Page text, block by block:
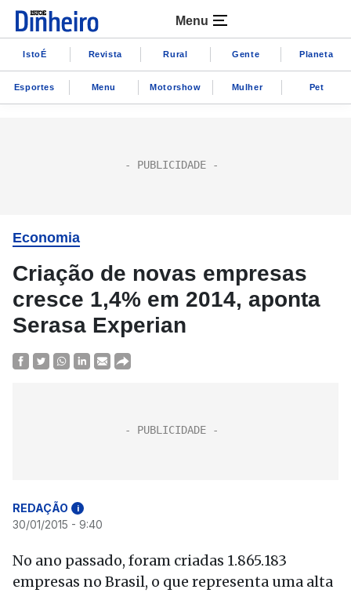
Menu
IstoÉ Revista Rural Gente Planeta
Esportes Menu Motorshow Mulher Pet
Economia
Criação de novas empresas
cresce 1,4% em 2014, aponta
Serasa Experian
REDAÇÃO i
30/01/2015 - 9:40
No ano passado, foram criadas 1.865.183
empresas no Brasil, o que representa uma alta